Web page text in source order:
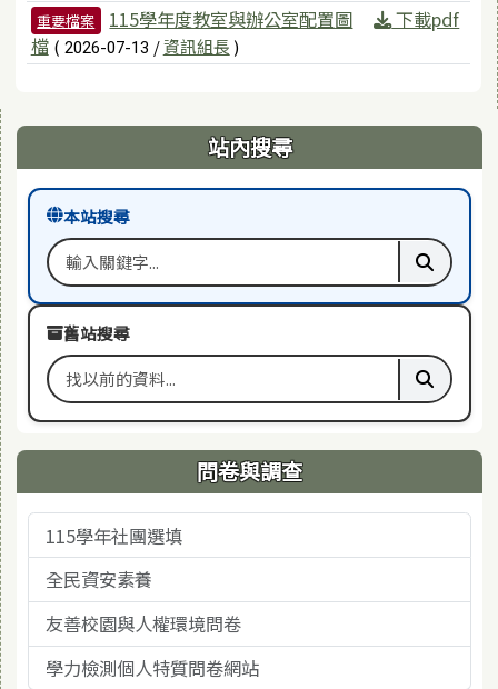
重要檔案 115學年度教室與辦公室配置圖
下載pdf
檔 ( 2026-07-13 /資訊組長 )
右邊區域內容 站內搜尋
本站搜尋
搜尋關鍵字 執行本
舊站搜尋
搜尋舊站關鍵字 執行舊
問卷與調查
115學年社團選填
全民資安素養
友善校園與人權環境問卷
學力檢測個人特質問卷網站